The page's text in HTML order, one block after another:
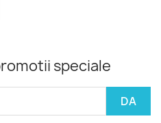
speciale